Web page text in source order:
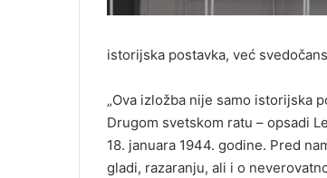
istorijska postavka, već
„Ova izložba nije samo istorijska
Drugom svetskom ratu – opsadi
18. januara 1944. godine. Pred
gladi, razaranju, ali i o